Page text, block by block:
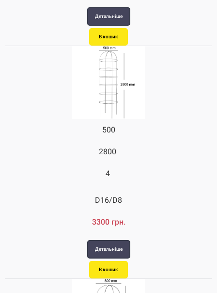
Детальніше
В кошик
500
2800
4
D16/D8
3300 грн.
Детальніше
В кошик